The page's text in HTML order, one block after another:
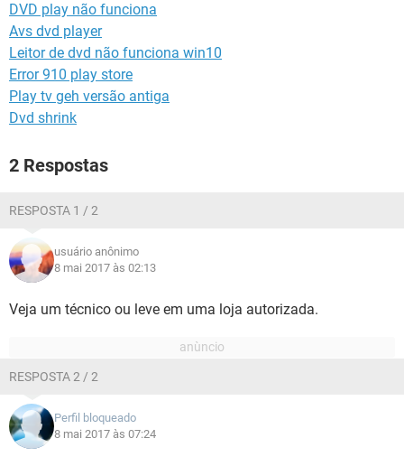
DVD play não funciona
Avs dvd player
Leitor de dvd não funciona win10
Error 910 play store
Play tv geh versão antiga
Dvd shrink
2 Respostas
RESPOSTA 1 / 2
usuário anônimo
8 mai 2017 às 02:13
Veja um técnico ou leve em uma loja autorizada.
RESPOSTA 2 / 2
Perfil bloqueado
8 mai 2017 às 07:24